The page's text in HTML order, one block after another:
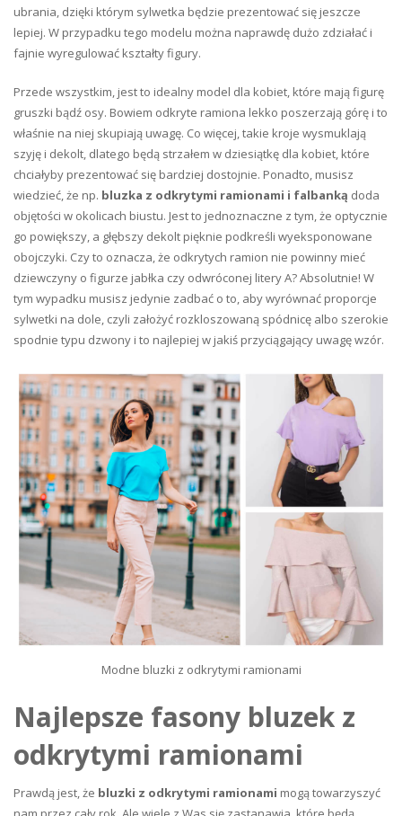
ubrania, dzięki którym sylwetka będzie prezentować się jeszcze
lepiej. W przypadku tego modelu można naprawdę dużo zdziałać i
fajnie wyregulować kształty figury.
Przede wszystkim, jest to idealny model dla kobiet, które mają figurę
gruszki bądź osy. Bowiem odkryte ramiona lekko poszerzają górę i to
właśnie na niej skupiają uwagę. Co więcej, takie kroje wysmuklają
szyję i dekolt, dlatego będą strzałem w dziesiątkę dla kobiet, które
chciałyby prezentować się bardziej dostojnie. Ponadto, musisz
wiedzieć, że np. bluzka z odkrytymi ramionami i falbanką doda
objętości w okolicach biustu. Jest to jednoznaczne z tym, że optycznie
go powiększy, a głębszy dekolt pięknie podkreśli wyeksponowane
obojczyki. Czy to oznacza, że odkrytych ramion nie powinny mieć
dziewczyny o figurze jabłka czy odwróconej litery A? Absolutnie! W
tym wypadku musisz jedynie zadbać o to, aby wyrównać proporcje
sylwetki na dole, czyli założyć rozkloszowaną spódnicę albo szerokie
spodnie typu dzwony i to najlepiej w jakiś przyciągający uwagę wzór.
Modne bluzki z odkrytymi ramionami
Najlepsze fasony bluzek z
odkrytymi ramionami
Prawdą jest, że bluzki z odkrytymi ramionami mogą towarzyszyć